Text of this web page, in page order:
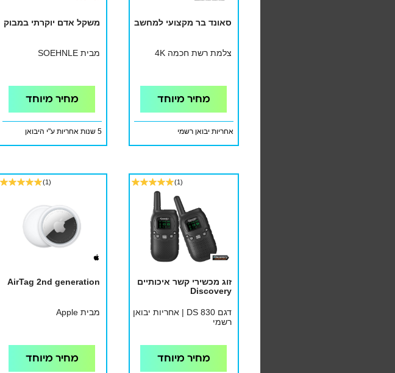
סאונד בר מקצועי למחשב
צלמת רשת חכמה 4K
מחיר מיוחד
אחריות יבואן רשמי
משקל אדם יוקרתי במבוק
מבית SOEHNLE
מחיר מיוחד
5 שנות אחריות ע"י היבואן
(1)
זוג מכשירי קשר איכותיים
Discovery
דגם DS 830 | אחריות יבואן
רשמי
מחיר מיוחד
(1)
AirTag 2nd generation
מבית Apple
מחיר מיוחד